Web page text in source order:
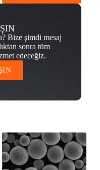
Bize şimdi mesaj
sonra tüm
edeceğiz.